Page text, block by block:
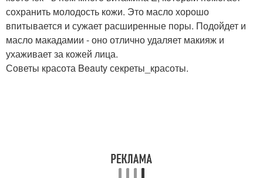
сохранить молодость кожи. Это масло хорошо
впитывается и сужает расширенные поры. Подойдет и
масло макадамии - оно отлично удаляет макияж и
ухаживает за кожей лица.
Советы красота Beauty секреты_красоты.